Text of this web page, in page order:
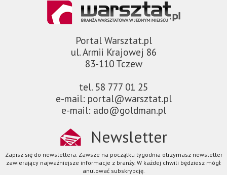
Portal Warsztat.pl
ul. Armii Krajowej 86
83-110 Tczew
tel. 58 777 01 25
e-mail: portal@warsztat.pl
e-mail: ado@goldman.pl
Newsletter
Zapisz się do newslettera. Zawsze na początku tygodnia otrzymasz newsletter
zawierający najważniejsze informacje z branży. W każdej chwili będziesz mógł
anulować subskrypcję.